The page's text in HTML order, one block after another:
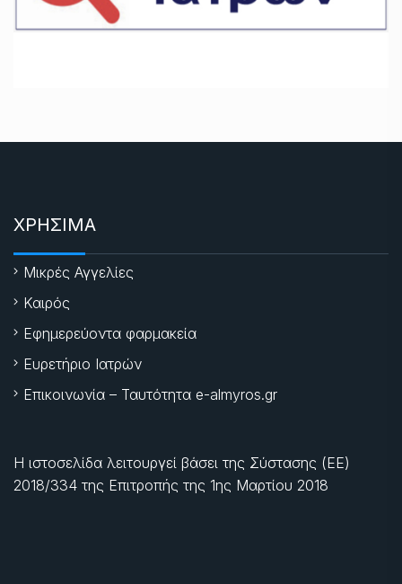
ΧΡΗΣΙΜΑ
Μικρές Αγγελίες
Καιρός
Εφημερεύοντα φαρμακεία
Ευρετήριο Ιατρών
Επικοινωνία – Ταυτότητα e-almyros.gr
Η ιστοσελίδα λειτουργεί βάσει της Σύστασης (ΕΕ)
2018/334 της Επιτροπής της 1ης Μαρτίου 2018